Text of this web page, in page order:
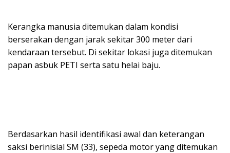
Kerangka manusia ditemukan dalam kondisi
berserakan dengan jarak sekitar 300 meter dari
kendaraan tersebut. Di sekitar lokasi juga ditemukan
papan asbuk PETI serta satu helai baju.
Berdasarkan hasil identifikasi awal dan keterangan
saksi berinisial SM (33), sepeda motor yang ditemukan